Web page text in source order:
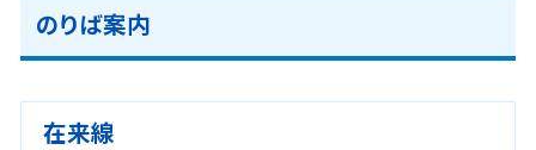
のりば案内
在来線